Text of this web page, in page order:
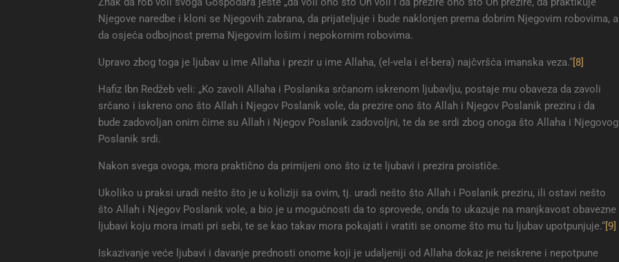
Njegove naredbe i kloni se Njegovih zabrana, da prijateljuje i bude naklonjen prema dobrim Njegovim robovima, a
da osjeća odbojnost prema Njegovim lošim i nepokornim robovima.
Upravo zbog toga je ljubav u ime Allaha i prezir u ime Allaha, (el-vela i el-bera) najčvršća imanska veza.“[8]
Hafiz Ibn Redžeb veli: „Ko zavoli Allaha i Poslanika srčanom iskrenom ljubavlju, postaje mu obaveza da zavoli
srčano i iskreno ono što Allah i Njegov Poslanik vole, da prezire ono što Allah i Njegov Poslanik preziru i da
bude zadovoljan onim čime su Allah i Njegov Poslanik zadovoljni, te da se srdi zbog onoga što Allaha i Njegovog
Poslanik srdi.
Nakon svega ovoga, mora praktično da primijeni ono što iz te ljubavi i prezira proističe.
Ukoliko u praksi uradi nešto što je u koliziji sa ovim, tj. uradi nešto što Allah i Poslanik preziru, ili ostavi nešto
što Allah i Njegov Poslanik vole, a bio je u mogućnosti da to sprovede, onda to ukazuje na manjkavost obavezne
ljubavi koju mora imati pri sebi, te se kao takav mora pokajati i vratiti se onome što mu tu ljubav upotpunjuje.“[9]
Iskazivanje veće ljubavi i davanje prednosti onome koji je udaljeniji od Allaha dokaz je neiskrene i nepotpune